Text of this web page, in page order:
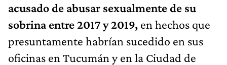
acusado de abusar sexualmente de su
sobrina entre 2017 y 2019, en hechos que
presuntamente habrían sucedido en sus
oficinas en Tucumán y en la Ciudad de